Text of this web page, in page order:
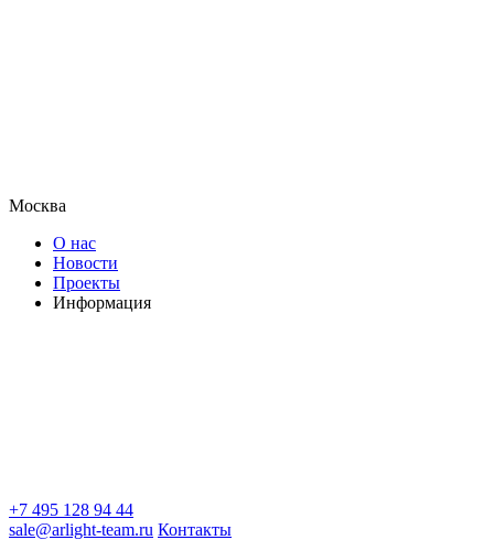
Москва
О нас
Новости
Проекты
Информация
+7 495 128 94 44
sale@arlight-team.ru Контакты